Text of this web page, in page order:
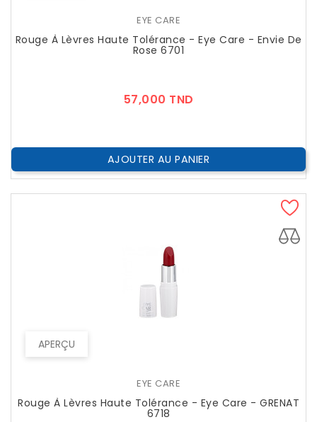
EYE CARE
Rouge À Lèvres Haute Tolérance - Eye Care - Envie De
Rose 6701
57,000 TND
AJOUTER AU PANIER
APERÇU
EYE CARE
Rouge À Lèvres Haute Tolérance - Eye Care - GRENAT
6718